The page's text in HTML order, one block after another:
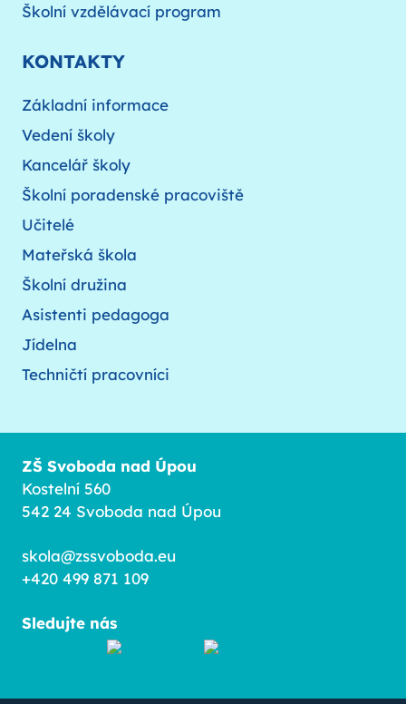
Školní vzdělávací program
KONTAKTY
Základní informace
Vedení školy
Kancelář školy
Školní poradenské pracoviště
Učitelé
Mateřská škola
Školní družina
Asistenti pedagoga
Jídelna
Techničtí pracovníci
ZŠ Svoboda nad Úpou
Kostelní 560
542 24 Svoboda nad Úpou
skola@zssvoboda.eu
+420 499 871 109
Sledujte nás